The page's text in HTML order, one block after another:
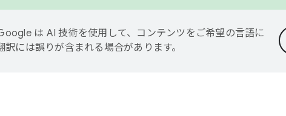
は AI 技術を使用して、コンテンツをご希望の言語に
には誤りが含まれる場合があります。